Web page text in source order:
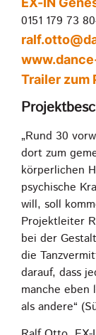
0151 179 73
Trailer zum
„Rund 30
dort zum
körperlichen
psychische
will, soll
Projektleiter
bei der
die
darauf, dass
manche eben
als andere“